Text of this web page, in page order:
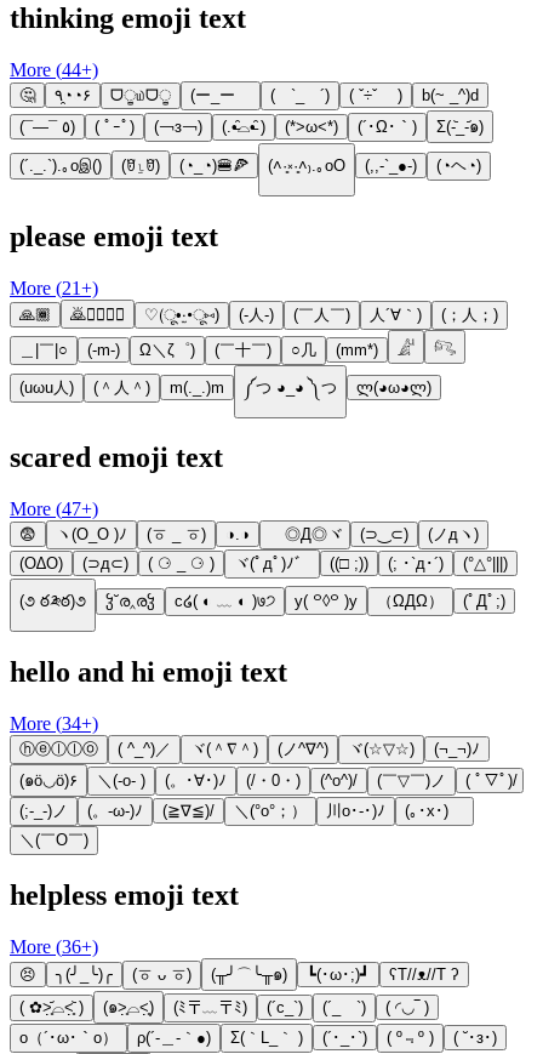
thinking emoji text
More (44+)
🤔 ٩◔̯◔۶ ᗜੂ௰ᗜੂ (ー_ーゞ ( `_ゝ´) ( ˇ÷ˇ )
b(~ _^)d
(¯―¯ ٥)
( ﾟｰﾟ) (￢з￢) (.•̵̑⌓•̵̑ ) (*>ω<*) (´･Ω･｀) Σ(-᷅_-᷄๑)
(´._.`).｡oஇ() (ꆤ⍸ꆤ) (◔_◔)🍔🍕 (˄·͈༝·͈˄₎.｡oO (,,-`_●-) (◔ヘ◔)
please emoji text
More (21+)
🙏🏾 🙇🙇‍♀️🙇‍♂️ ♡(ू•‧̫•ू⑅) (-人-) (￣人￣) 人´∀｀)
(；人；)
＿|￣|○
(-m-) Ω＼ζ゜) (￣十￣) ○几 (mm*) 𓀊 𓀐
(uωu人) (＾人＾) m(._.)m ༼つ ◕_◕ ༽つ ლ(◕ω◕ლ)
scared emoji text
More (47+)
😨 ヽ(O_O )ﾉ (ㆆ _ ㆆ) ◑.◑ ゞ◎Д◎ヾ (⊃‿⊂)
(ノдヽ)
(O∆O)
(⊃д⊂) ( ⚆ _ ⚆ ) ヾ(ﾟдﾟ)ﾉ゛ ((□ ;)) (; ･`д･´)​ (°△°|||)
(૭ ఠ༬ఠ)૭ ჴ˘ര‸രჴ c໒( ◐ ﹏ ◐ )७੭ y( ꒪◊꒪ )y （ΩДΩ） (ﾟДﾟ;)
hello and hi emoji text
More (34+)
ⓗⓔⓛⓛⓞ ( ^_^)／ ヾ(＾∇＾) (ノ^∇^) ヾ(☆▽☆)
(¬_¬)ﾉ
(๑ö◡ö)۶
＼(-o- ) (。･∀･)ﾉ (/・0・) (^o^)/ (￣▽￣)ノ
( ﾟ▽ﾟ)/
(;-_-)ノ
(。-ω-)ﾉ (≧∇≦)/ ＼(°o°；） 川o･-･)ﾉ
(｡･x･)ゞ
＼(￣O￣)
helpless emoji text
More (36+)
😣 ╮(╯_╰)╭ (ㆆ ᴗ ㆆ) (╥╯⌒╰╥๑) ┗(･ω･;)┛
ʕT//ᴥ//T ʔ
( ✿˃̣̣̥᷄⌓˂̣̣̥᷅ )
(๑˃̣̣̥⌓˂̣̣̥) (ﾐ〒﹏〒ﾐ) (´c_`) (´_ゝ`)
( ◜◡‾ )
ο（´･ω･｀o）
ρ(´-＿-｀●) Σ(｀L_｀ ) (´･_･`) ( º﹃º ) ( ˘･з･)